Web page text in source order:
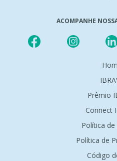
ACOMPANHE
Prêmio
Connect
Política de
Política de
Código